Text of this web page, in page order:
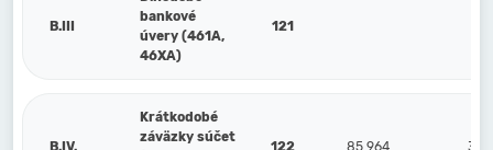
B.III
bankové
úvery (461A,
46XA)
121
B.IV.
Krátkodobé
záväzky súčet
122 85 964 327